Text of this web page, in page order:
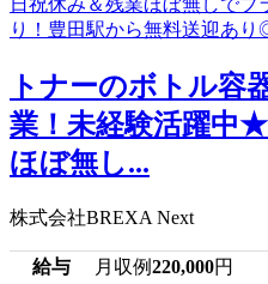
トナーのボトル容
業！未経験活躍中
ほぼ無し...
株式会社BREXA Next
給与 月収例220,000円